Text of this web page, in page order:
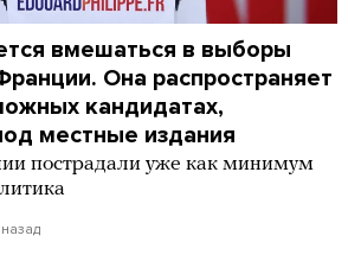
вмешаться в выборы
Она распространяет
кандидатах,
местные издания
пострадали уже как минимум